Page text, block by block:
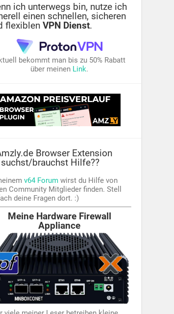
ich unterwegs bin, nutze ich
einen schnellen, sicheren
flexiblenVPN Dienst.
bekommt man bis zu 50% Rabatt
über meinen Link.
suchst/brauchst Hilfe??
v64 Forum wirst du Hilfe von
Community Mitglieder finden. Stell
deine Fragen dort. :)
Meine Hardware Firewall
Appliance